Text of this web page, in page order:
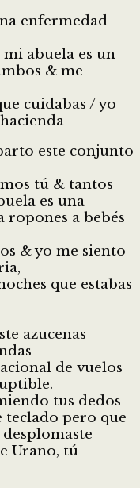
enfermedad
abuela es un
& me
cuidabas / yo
este conjunto
tú & tantos
es una
ropones a bebés
& yo me siento
que estabas
azucenas
de vuelos
tus dedos
teclado pero que
tú